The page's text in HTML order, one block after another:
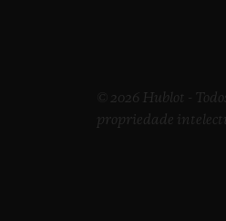
© 2026 Hublot -
propriedade